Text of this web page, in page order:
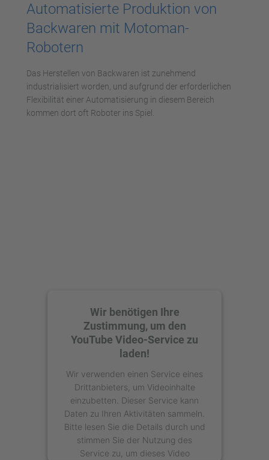
Automatisierte Produktion von
Backwaren mit Motoman-
Robotern
Das Herstellen von Backwaren ist zunehmend
industrialisiert worden, und aufgrund der erforderlichen
Flexibilität einer Automatisierung in diesem Bereich
kommen dort oft Roboter ins Spiel.
Wir benötigen Ihre
Zustimmung, um den
YouTube Video-Service zu
laden!
Wir verwenden einen Service eines
Drittanbieters, um Videoinhalte
einzubetten. Dieser Service kann
Daten zu Ihren Aktivitäten sammeln.
Bitte lesen Sie die Details durch und
stimmen Sie der Nutzung des
Service zu, um dieses Video